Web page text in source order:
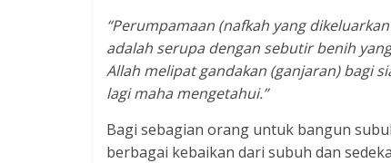
“Perumpamaan (nafkah yang
adalah serupa dengan sebutir benih
Allah melipat gandakan (ganjaran) bagi
lagi maha mengetahui.”
Bagi sebagian orang untuk bangun
berbagai kebaikan dari subuh dan